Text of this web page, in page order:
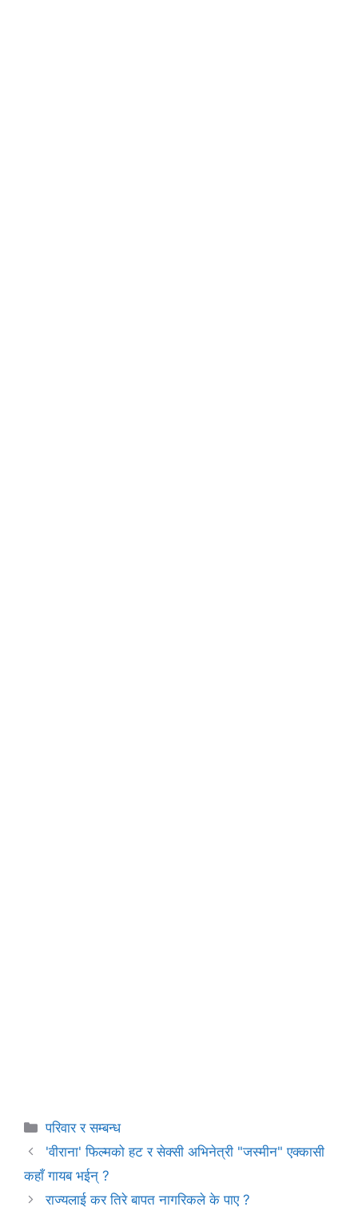
Categories
परिवार र सम्बन्ध
'वीराना' फिल्मको हट र सेक्सी अभिनेत्री "जस्मीन" एक्कासी
कहाँ गायब भईन् ?
राज्यलाई कर तिरे बापत नागरिकले के पाए ?